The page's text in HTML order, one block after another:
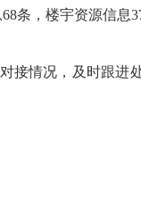
条，楼宇资源信息
情况，及时跟进